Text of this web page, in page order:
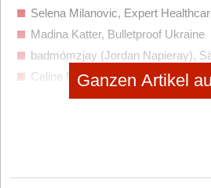
Selena Milanovic, Expert
Madina Katter, Bulletproof Ukraine
badmómzjay (Jordan Napieray),
Celine Nadolny, Book of Finance
Mareike Awe, intumind GmbH
Ganzen Artikel